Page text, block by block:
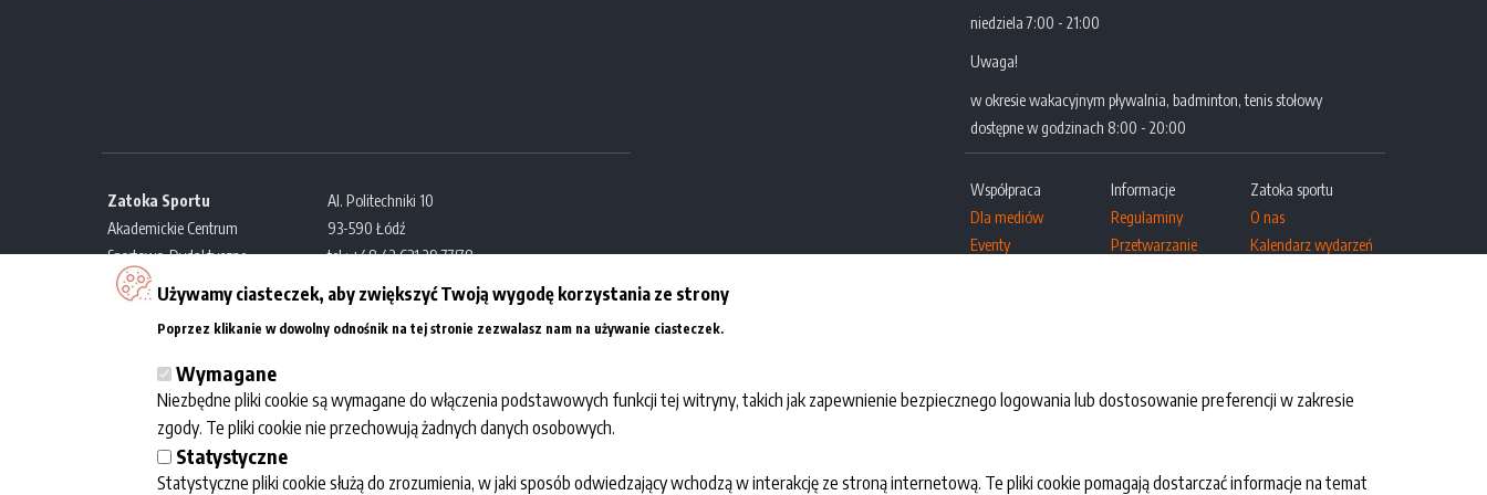
niedziela 7:00 - 21:00
Uwaga!
w okresie wakacyjnym pływalnia, badminton, tenis stołowy
dostępne w godzinach 8:00 - 20:00
Zatoka Sportu
Akademickie Centrum
Sportowo-Dydaktyczne
Politechniki Łódzkiej
Al. Politechniki 10
93-590 Łódź
tel.: +48 42 631 29 77/78
e-mail:
kontakt@zatokasportu.pl
Współpraca
Dla mediów
Eventy
Informacje
Regulaminy
Przetwarzanie
BIP
Zatoka sportu
O nas
Kalendarz wydarzeń
Honorujemy karty:
Używamy ciasteczek, aby zwiększyć Twoją wygodę korzystania ze strony
Poprzez klikanie w dowolny odnośnik na tej stronie zezwalasz nam na używanie ciasteczek.
Wymagane
Niezbędne pliki cookie są wymagane do włączenia podstawowych funkcji tej witryny, takich jak zapewnienie bezpiecznego logowania lub dostosowanie preferencji w zakresie
zgody. Te pliki cookie nie przechowują żadnych danych osobowych.
Statystyczne
Statystyczne pliki cookie służą do zrozumienia, w jaki sposób odwiedzający wchodzą w interakcję ze stroną internetową. Te pliki cookie pomagają dostarczać informacje na temat